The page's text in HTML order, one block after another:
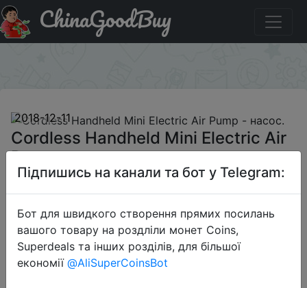
Купити на розпродажі Cordless Handheld Mini Electric
Air Pump - насос.
ChinaGoodBuy
2018-12-11
Cordless Handheld Mini Electric Air
Pump - насос.
$39.99
Sale
Підпишись на канали та бот у Telegram:
Бот для швидкого створення прямих посилань
вашого товару на роздліли монет Coins,
Superdeals та інших розділів, для більшої
економії @AliSuperCoinsBot